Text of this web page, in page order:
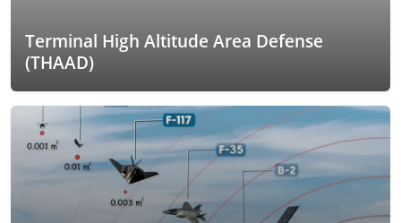
Terminal High Altitude Area Defense
(THAAD)